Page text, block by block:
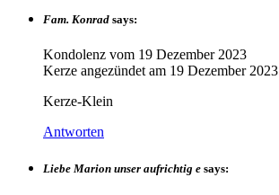
Fam. Konrad says:
Kondolenz vom 19 Dezember 2023
Kerze angezündet am 19 Dezember 2023
Kerze-Klein
Antworten
Liebe Marion unser aufrichtig e says: